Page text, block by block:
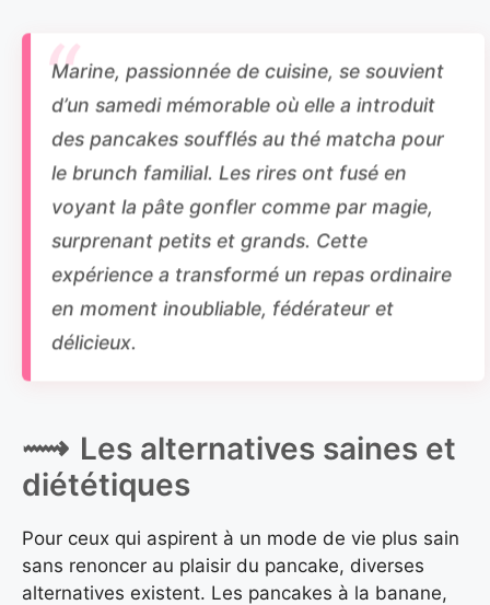
Marine, passionnée de cuisine, se souvient
d’un samedi mémorable où elle a introduit
des pancakes soufflés au thé matcha pour
le brunch familial. Les rires ont fusé en
voyant la pâte gonfler comme par magie,
surprenant petits et grands. Cette
expérience a transformé un repas ordinaire
en moment inoubliable, fédérateur et
délicieux.
Les alternatives saines et
diététiques
Pour ceux qui aspirent à un mode de vie plus sain
sans renoncer au plaisir du pancake, diverses
alternatives existent. Les pancakes à la banane,